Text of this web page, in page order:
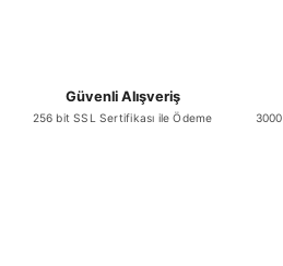
Güvenli Alışveriş
256 bit SSL Sertifikası ile Ödeme